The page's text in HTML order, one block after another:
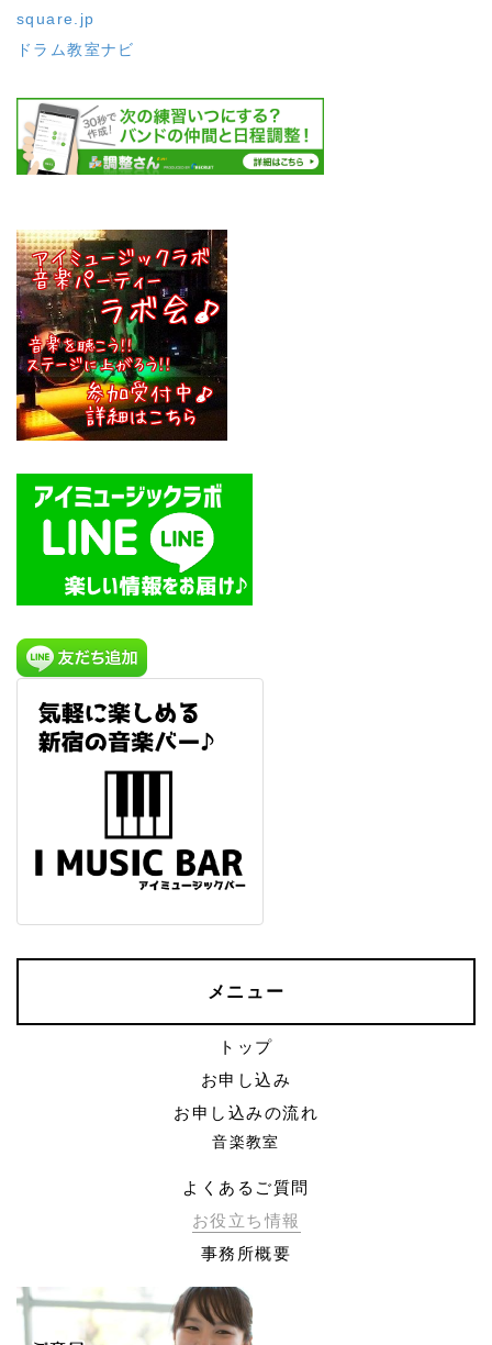
square.jp
ドラム教室ナビ
メニュー
トップ
お申し込み
お申し込みの流れ
音楽教室
よくあるご質問
お役立ち情報
事務所概要